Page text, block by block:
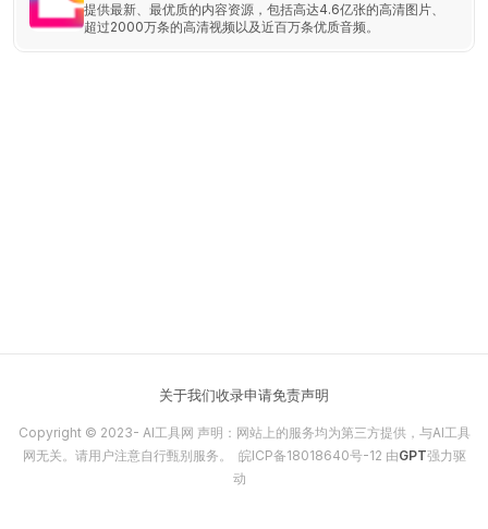
提供最新、最优质的内容资源，包括高达4.6亿张的高清图片、
超过2000万条的高清视频以及近百万条优质音频。
关于我们收录申请免责声明
Copyright © 2023- AI工具网 声明：网站上的服务均为第三方提供，与AI工具
网无关。请用户注意自行甄别服务。 皖ICP备18018640号-12 由GPT强力驱
动